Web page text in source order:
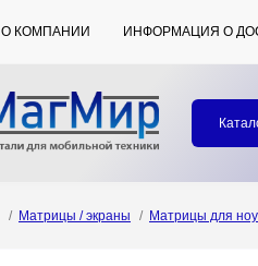
О КОМПАНИИ ИНФОРМАЦИЯ О
Матрицы / экраны Матрицы для